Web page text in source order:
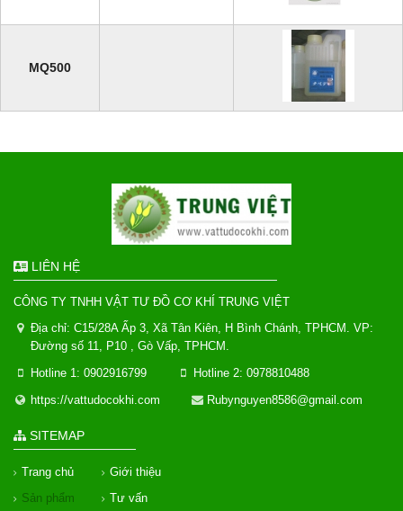
MQ500
LIÊN HỆ
CÔNG TY TNHH VẬT TƯ ĐỒ CƠ KHÍ TRUNG VIỆT
Địa chỉ: C15/28A Ấp 3, Xã Tân Kiên, H Bình Chánh, TPHCM. VP:
Đường số 11, P10 , Gò Vấp, TPHCM.
Hotline 1: 0902916799
Hotline 2: 0978810488
https://vattudocokhi.com
Rubynguyen8586@gmail.com
SITEMAP
Trang chủ
Giới thiệu
Sản phẩm
Tư vấn